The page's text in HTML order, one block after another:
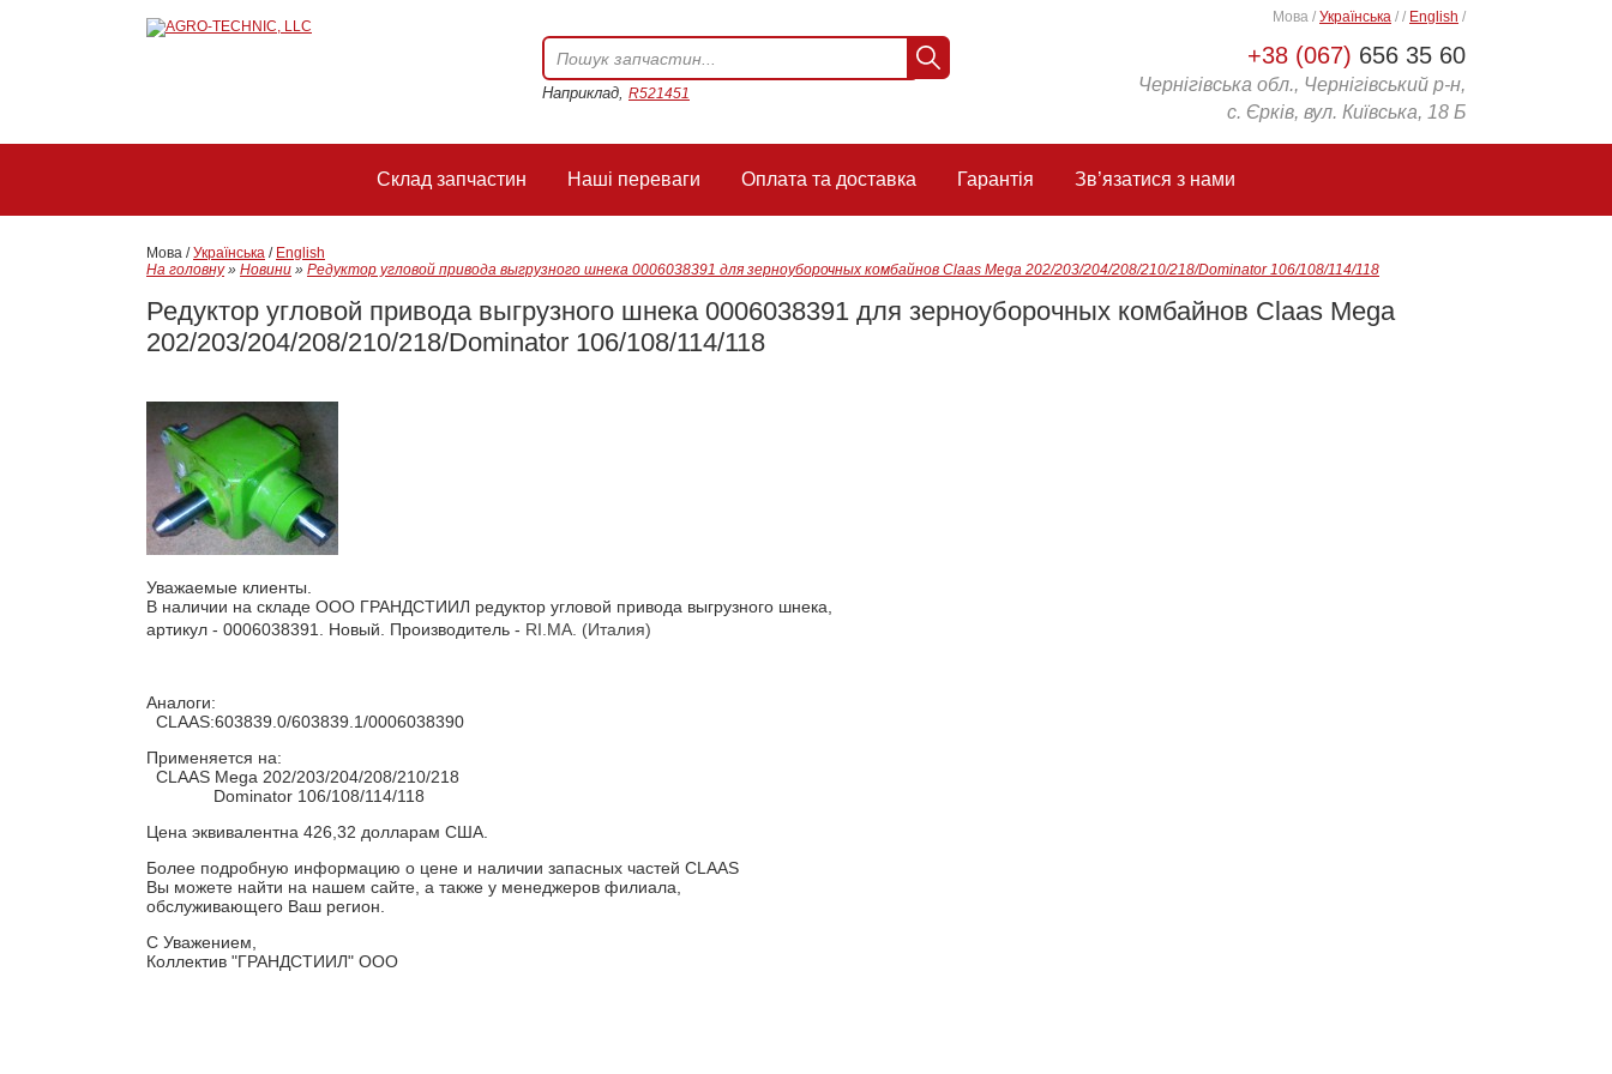
+38 (067) 656 35 60
Чернігівська обл., Чернігівський р-н,
с. Єрків, вул. Київська, 18 Б
Мова / Українська / / English /
Наприклад, R521451
Склад запчастин Наші переваги Оплата та доставка Гарантія Зв’язатися з нами
Мова /Українська / English
На головну» Новини » Редуктор угловой привода выгрузного шнека 0006038391 для зерноуборочных комбайнов Claas Mega 202/203/204/208/210/218/Dominator 106/108/114/118
Редуктор угловой привода выгрузного шнека 0006038391 для зерноуборочных комбайнов Claas Mega
202/203/204/208/210/218/Dominator 106/108/114/118
Уважаемые клиенты.
В наличии на складе ООО ГРАНДСТИИЛ редуктор угловой привода выгрузного шнека,
артикул - 0006038391. Новый. Производитель - RI.MA. (Италия)
Аналоги:
CLAAS:603839.0/603839.1/0006038390
Применяется на:
CLAAS Mega 202/203/204/208/210/218
Dominator 106/108/114/118
Цена эквивалентна 426,32 долларам США.
Более подробную информацию о цене и наличии запасных частей CLAAS
Вы можете найти на нашем сайте, а также у менеджеров филиала,
обслуживающего Ваш регион.
С Уважением,
Коллектив "ГРАНДСТИИЛ" ООО